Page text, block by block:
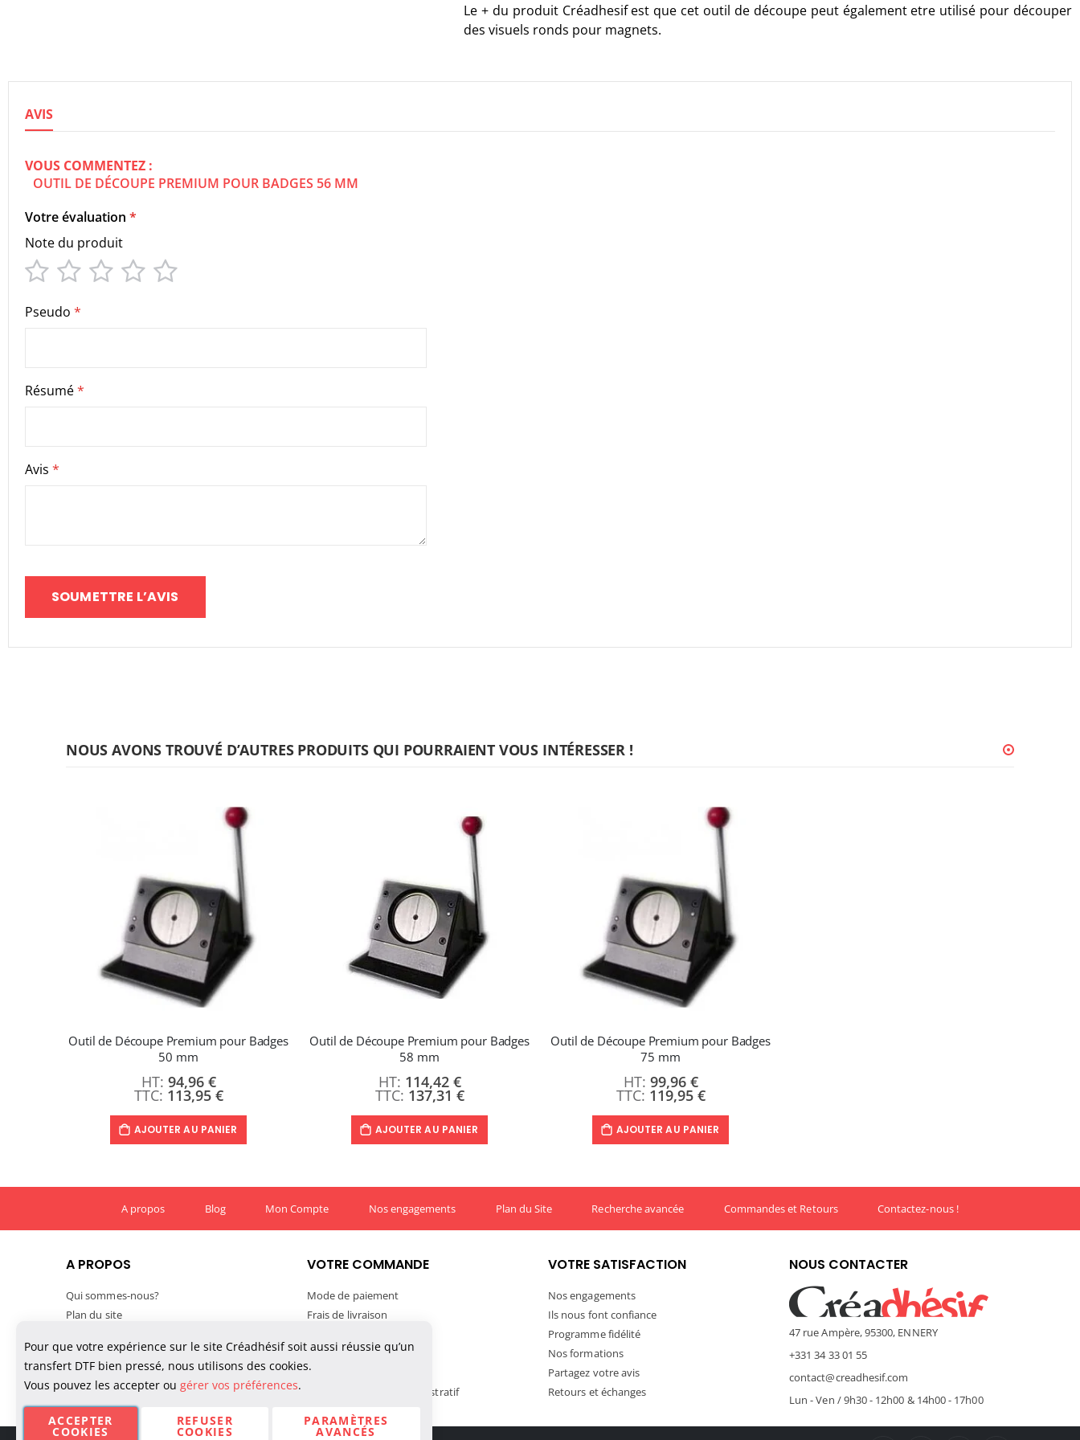
Le + du produit Créadhesif est que cet outil de découpe peut également etre utilisé pour découper
des visuels ronds pour magnets.
AVIS
VOUS COMMENTEZ :
OUTIL DE DÉCOUPE PREMIUM POUR BADGES 56 MM
Votre évaluation
Note du produit
1
star
2
stars
3
stars
4
stars
Pseudo
Résumé
Avis
SOUMETTRE L’AVIS
NOUS AVONS TROUVÉ D’AUTRES PRODUITS QUI POURRAIENT VOUS INTÉRESSER !
Outil de Découpe Premium pour Badges
50 mm
113,95 €
94,96 €
AJOUTER AU PANIER
Outil de Découpe Premium pour Badges
58 mm
137,31 €
114,42 €
AJOUTER AU PANIER
Outil de Découpe Premium pour Badges
75 mm
119,95 €
99,96 €
AJOUTER AU PANIER
A propos Blog Mon Compte Nos engagements Plan du Site Recherche avancée Commandes et Retours Contactez-nous !
A PROPOS
Qui sommes-nous?
Plan du site
Conditions générales de vente
Confidentialité des données
Politique de cookies
VOTRE COMMANDE
Mode de paiement
Frais de livraison
Suivre votre commande
TVA et exportation
Paiement Mandat Administratif
VOTRE SATISFACTION
Nos engagements
Ils nous font confiance
Programme fidélité
Nos formations
Partagez votre avis
Retours et échanges
NOUS CONTACTER
47 rue Ampère, 95300, ENNERY
+331 34 33 01 55
contact@creadhesif.com
Lun - Ven / 9h30 - 12h00 & 14h00 - 17h00
Pour que votre expérience sur le site Créadhésif soit aussi réussie qu’un
transfert DTF bien pressé, nous utilisons des cookies.
Vous pouvez les accepter ou gérer vos préférences.
ACCEPTER
COOKIES
PARAMÈTRES
AVANCÉS
REFUSER
COOKIES